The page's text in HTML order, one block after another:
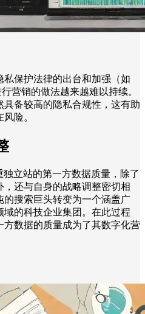
保护法律的出台和加强（如
营销的做法越来越难以持续。
备较高的隐私合规性，这有助
险。
独立站的第一方数据质量，除了
，还与自身的战略调整密切相
搜索巨头转变为一个涵盖广
的科技企业集团。在此过程
数据的质量成为了其数字化营